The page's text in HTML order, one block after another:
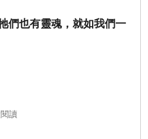
們也有靈魂，就如我們一
讀